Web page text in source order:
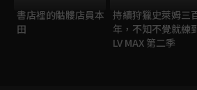
書店裡的骷髏店員本
田
持續狩獵史萊姆三
年，不知不覺就練
LV MAX 第二季